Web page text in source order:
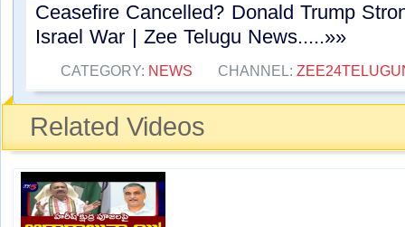
Ceasefire Cancelled? Donald Trump
Israel War | Zee Telugu News.....»»
CATEGORY: NEWS CHANNEL:
Related Videos